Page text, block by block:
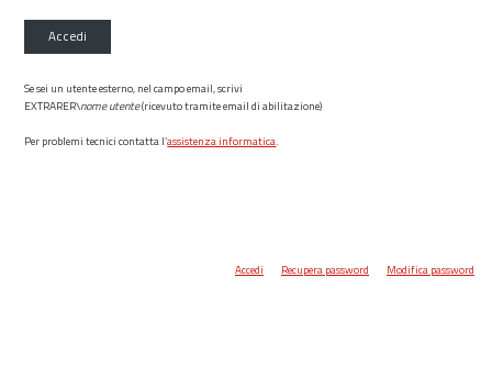
Accedi
Se sei un utente esterno, nel campo email, scrivi
EXTRARER\nome utente(ricevuto tramite email di abilitazione)
Per problemi tecnici contatta l’assistenza informatica.
Accedi Recupera password Modifica password